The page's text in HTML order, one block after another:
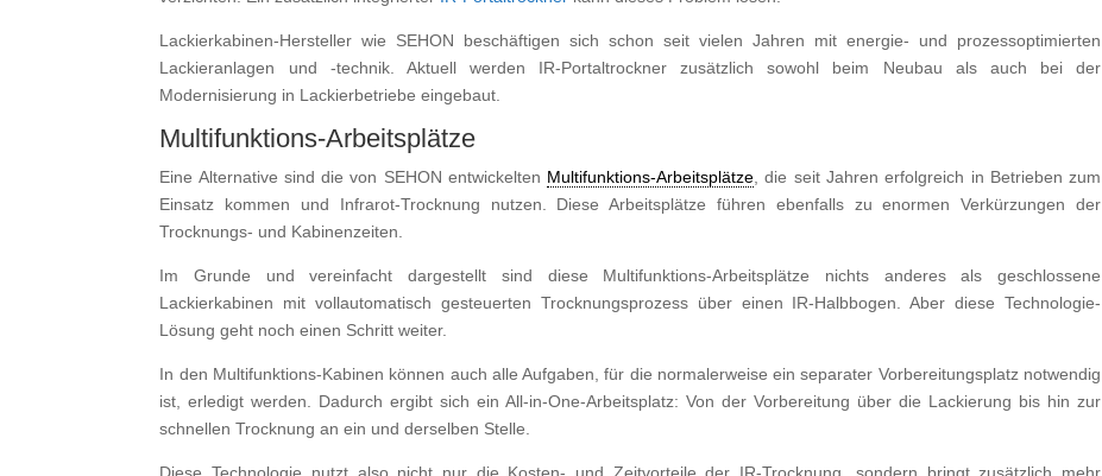
Lackierkabinen-Hersteller wie SEHON beschäftigen sich schon seit vielen Jahren mit energie- und prozessoptimierten
Lackieranlagen und -technik. Aktuell werden IR-Portaltrockner zusätzlich sowohl beim Neubau als auch bei der
Modernisierung in Lackierbetriebe eingebaut.
Multifunktions-Arbeitsplätze
Eine Alternative sind die von SEHON entwickelten Multifunktions-Arbeitsplätze, die seit Jahren erfolgreich in Betrieben zum
Einsatz kommen und Infrarot-Trocknung nutzen. Diese Arbeitsplätze führen ebenfalls zu enormen Verkürzungen der
Trocknungs- und Kabinenzeiten.
Im Grunde und vereinfacht dargestellt sind diese Multifunktions-Arbeitsplätze nichts anderes als geschlossene
Lackierkabinen mit vollautomatisch gesteuerten Trocknungsprozess über einen IR-Halbbogen. Aber diese Technologie-
Lösung geht noch einen Schritt weiter.
In den Multifunktions-Kabinen können auch alle Aufgaben, für die normalerweise ein separater Vorbereitungsplatz notwendig
ist, erledigt werden. Dadurch ergibt sich ein All-in-One-Arbeitsplatz: Von der Vorbereitung über die Lackierung bis hin zur
schnellen Trocknung an ein und derselben Stelle.